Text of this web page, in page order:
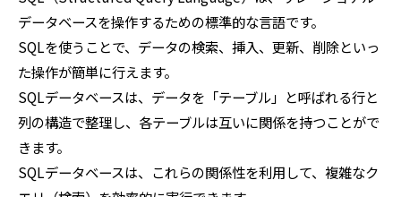
データベースを操作するための標準的な言語です。
SQLを使うことで、データの検索、挿入、更新、削除といっ
た操作が簡単に行えます。
SQLデータベースは、データを「テーブル」と呼ばれる行と
列の構造で整理し、各テーブルは互いに関係を持つことがで
きます。
SQLデータベースは、これらの関係性を利用して、複雑なク